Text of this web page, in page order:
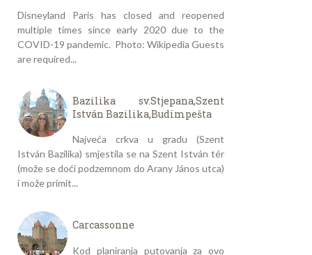
Disneyland Paris has closed and reopened
multiple times since early 2020 due to the
COVID-19 pandemic. Photo: Wikipedia Guests
are required...
Bazilika sv.Stjepana,Szent
István Bazilika,Budimpešta
Najveća crkva u gradu (Szent
István Bazilika) smjestila se na Szent István tér
(može se doći podzemnom do Arany János utca)
i može primit...
Carcassonne
Kod planiranja putovanja za ovo